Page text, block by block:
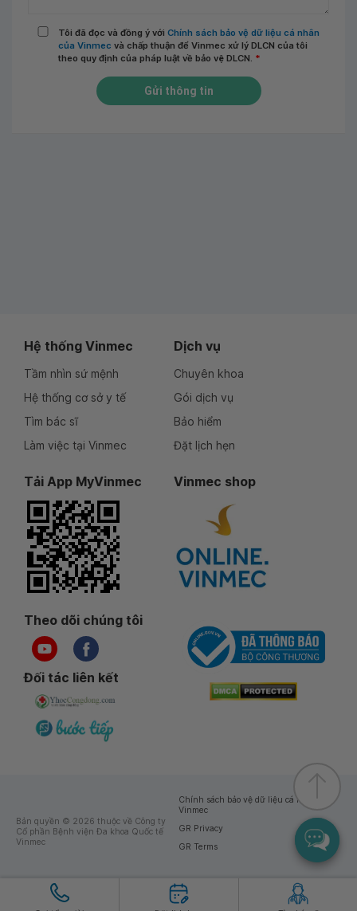
Tôi đã đọc và đồng ý với Chính sách bảo vệ dữ liệu cá nhân
của Vinmec và chấp thuận để Vinmec xử lý DLCN của tôi
theo quy định của pháp luật về bảo vệ DLCN. *
Gửi thông tin
Hệ thống Vinmec
Tầm nhìn sứ mệnh
Hệ thống cơ sở y tế
Tìm bác sĩ
Làm việc tại Vinmec
Dịch vụ
Chuyên khoa
Gói dịch vụ
Bảo hiểm
Đặt lịch hẹn
Tải App MyVinmec Vinmec shop
Theo dõi chúng tôi
Đối tác liên kết
Bản quyền © 2026 thuộc về Công ty
Cổ phần Bệnh viện Đa khoa Quốc tế
Vinmec
Chính sách bảo vệ dữ liệu cá nhân của
Vinmec
GR Privacy
GR Terms